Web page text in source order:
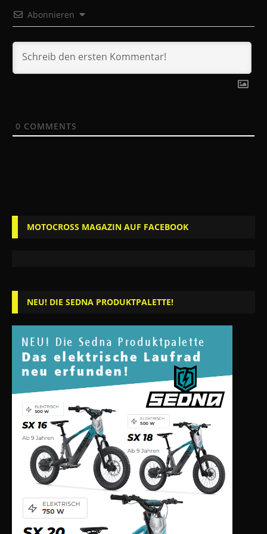
Abonnieren
0 COMMENTS
MOTOCROSS MAGAZIN AUF FACEBOOK
NEU! DIE SEDNA PRODUKTPALETTE!